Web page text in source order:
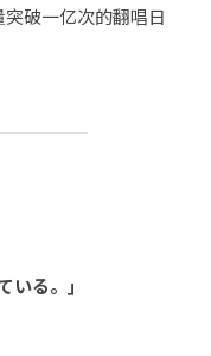
破一亿次的翻唱日
いる。」